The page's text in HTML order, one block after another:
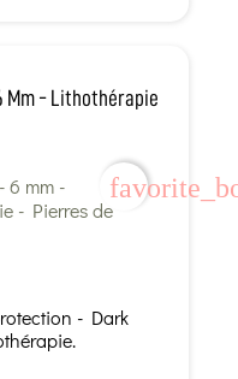
Mm - Lithothérapie
- Dark